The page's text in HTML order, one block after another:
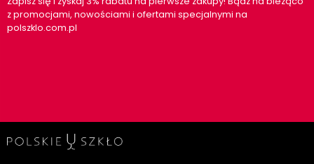
z promocjami, nowościami i ofertami specjalnymi na
polszklo.com.pl